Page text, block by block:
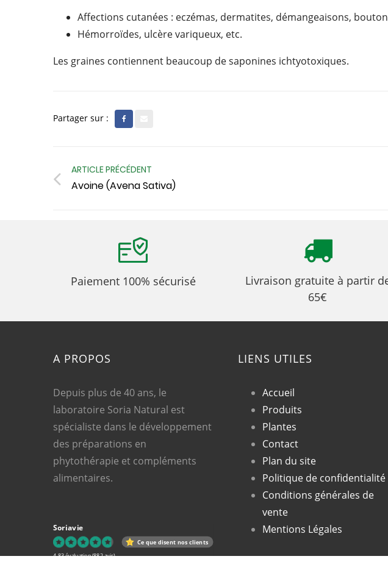
Affections cutanées : eczémas, dermatites, démangeaisons,
Hémorroïdes, ulcère variqueux, etc.
Les graines contiennent beaucoup de saponines ichtyotoxiques.
Partager sur :
ARTICLE PRÉCÉDENT
Avoine (Avena Sativa)
Paiement 100% sécurisé
Livraison gratuite à partir
65€
A PROPOS
Depuis plus de 40 ans, le
laboratoire Soria Natural est
spécialiste dans le développement
des préparations en
phytothérapie et compléments
alimentaires.
Soriavie
Ce que disent nos clients
4.83 évaluation(882 avis)
LIENS UTILES
Accueil
Produits
Plantes
Contact
Plan du site
Politique de confidentialité
Conditions générales de
vente
Mentions Légales